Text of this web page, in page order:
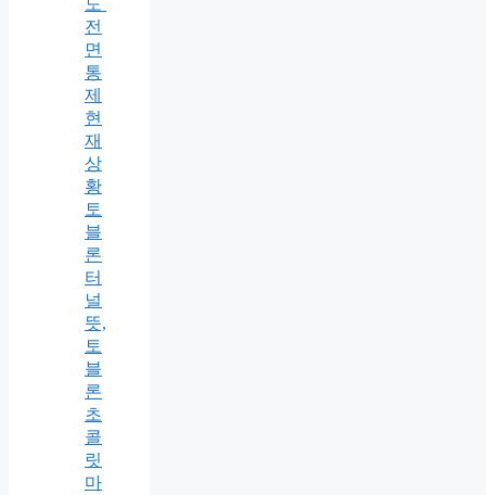
도
전
면
통
제
현
재
상
황
토
블
론
터
널
뜻,
토
블
론
초
콜
릿
마